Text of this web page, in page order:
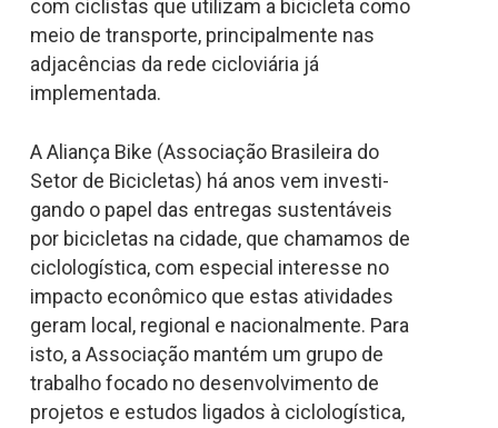
com ciclistas que utilizam a bicicleta como
meio de transporte, principalmente nas
adjacências da rede cicloviária já
implementada.
A Aliança Bike (Associação Brasileira do
Setor de Bicicletas) há anos vem investi-
gando o papel das entregas sustentáveis
por bicicletas na cidade, que chamamos de
ciclologística, com especial interesse no
impacto econômico que estas atividades
geram local, regional e nacionalmente. Para
isto, a Associação mantém um grupo de
trabalho focado no desenvolvimento de
projetos e estudos ligados à ciclologística,